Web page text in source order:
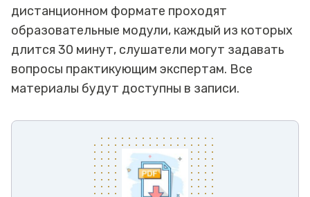
дистанционном формате проходят
образовательные модули, каждый из которых
длится 30 минут, слушатели могут задавать
вопросы практикующим экспертам. Все
материалы будут доступны в записи.